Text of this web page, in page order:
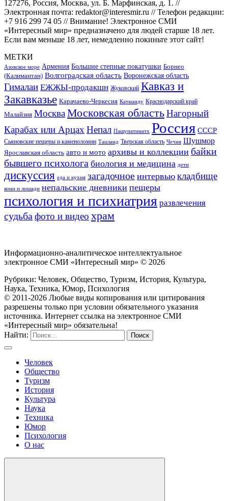
127276, Россия, Москва, ул. Б. Марфинская, д. 1. //
Электронная почта: redaktor@interesmir.ru // Телефон редакции:
+7 916 299 74 05 // Внимание! Электронное СМИ
«Интересный мир» предназначено для людей старше 18 лет.
Если вам меньше 18 лет, немедленно покиньте этот сайт!
МЕТКИ
Азовское море Армения Большие степные покатушки Борнео
(Калимантан) Волгоградская область Воронежская область
Гималаи ЕЖЖЫ-продакшн Жуковский Кавказ и
Закавказье Карачаево-Черкесия Катманду Краснодарский край
Малайзия МоскваМосковская областьНагорный
Карабах или Арцах Непал Пашупатинатх Россия СССР
Сьяновские пещеры и каменоломни Таиланд Тверская область Чечня Шушмор
Ярославская область авто и мото архивы и коллекции байки
бывшего психолога биология и медицина дети
дискуссия еда и кухня загадочное интервью кладбище
кони и лошади непальские дневники пещеры
психология и психиатрия развлечения
судьба фото и видео храм
Информационно-аналитическое интеллектуальное
электронное СМИ «Интересный мир» © 2026
Рубрики: Человек, Общество, Туризм, История, Культура,
Наука, Техника, Юмор, Психология
© 2011-2026 Любые виды копирования или цитирования
разрешены только при условии обязательного указания
источника. Интернет ссылка на электронное СМИ
«Интересный мир» обязательна!
Найти:
Человек
Общество
Туризм
История
Культура
Наука
Техника
Юмор
Психология
О нас